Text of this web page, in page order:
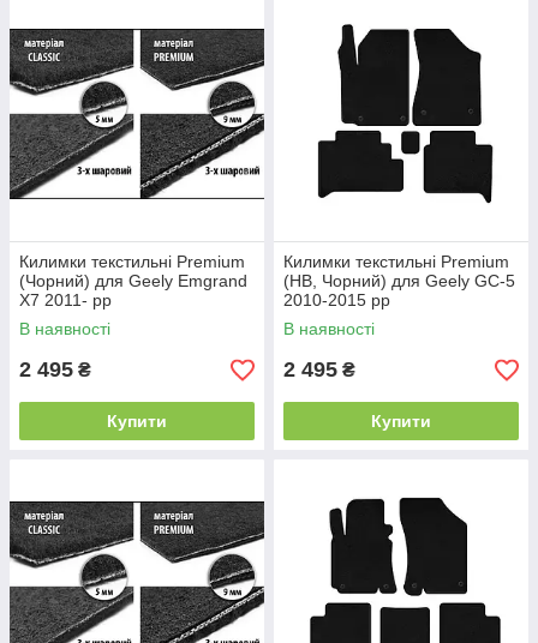
Килимки текстильні Premium
(Чорний) для Geely Emgrand
X7 2011- рр
В наявності
2 495 ₴
Купити
Килимки текстильні Premium
(HB, Чорний) для Geely GC-5
2010-2015 рр
В наявності
2 495 ₴
Купити